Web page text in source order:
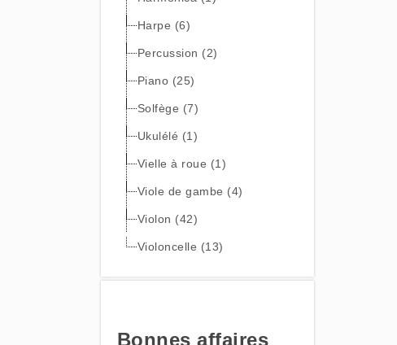
Harpe (6)
Percussion (2)
Piano (25)
Solfège (7)
Ukulélé (1)
Vielle à roue (1)
Viole de gambe (4)
Violon (42)
Violoncelle (13)
Bonnes affaires